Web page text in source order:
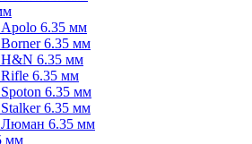
6.35 мм
6.35 мм
6.35 мм
6.35 мм
6.35 мм
6.35 мм
6.35 мм
мм